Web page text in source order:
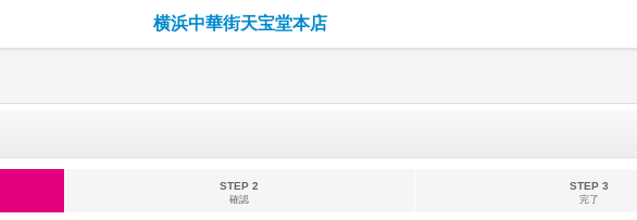
横浜中華街天宝堂本店
STEP 2
確認
STEP 3
完了